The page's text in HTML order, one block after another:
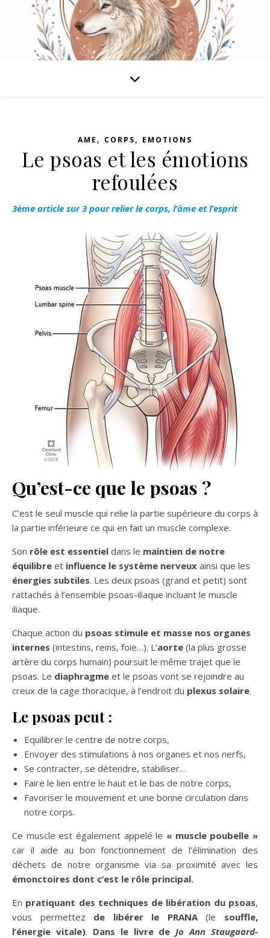
AME , CORPS, EMOTIONS
Le psoas et les émotions
refoulées
3ème article sur 3 pour relier le corps, l’âme et l’esprit
Qu’est-ce que le psoas ?
C’est le seul muscle qui relie la partie supérieure du corps à
la partie inférieure ce qui en fait un muscle complexe.
Son rôle est essentiel dans le maintien de notre
équilibre et influence le système nerveux ainsi que les
énergies subtiles. Les deux psoas (grand et petit) sont
rattachés à l’ensemble psoas-iliaque incluant le muscle
iliaque.
Chaque action du psoas stimule et masse nos organes
internes (intestins, reins, foie…). L’aorte (la plus grosse
artère du corps humain) poursuit le même trajet que le
psoas. Le diaphragme et le psoas vont se rejoindre au
creux de la cage thoracique, à l’endroit du plexus solaire.
Le psoas peut :
Equilibrer le centre de notre corps,
Envoyer des stimulations à nos organes et nos nerfs,
Se contracter, se détendre, stabiliser…
Faire le lien entre le haut et le bas de notre corps,
Favoriser le mouvement et une bonne circulation dans
notre corps.
Ce muscle est également appelé le « muscle poubelle »
car il aide au bon fonctionnement de l’élimination des
déchets de notre organisme via sa proximité avec les
émonctoires dont c’est le rôle principal.
En pratiquant des techniques de libération du psoas,
vous permettez de libérer le PRANA(le souffle,
l’énergie vitale). Dans le livre deJo Ann Staugaard-